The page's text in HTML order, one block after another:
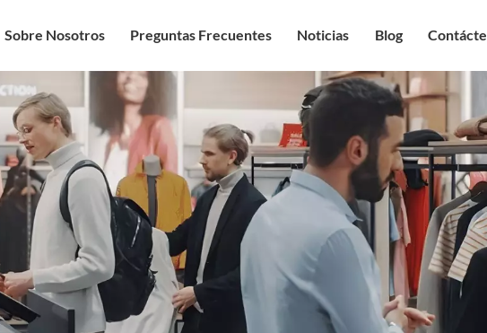
Sobre Nosotros Preguntas Frecuentes Noticias Blog